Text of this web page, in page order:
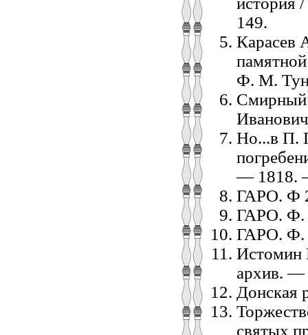
149.
Карасев
Ф. М.
Смирный
Но...в П.
— 1818.
ГАРО. Ф
ГАРО. Ф.
ГАРО. Ф.
Истомин
архив.
святых